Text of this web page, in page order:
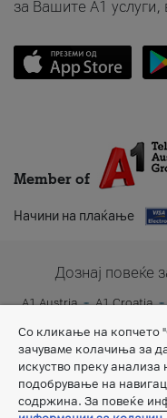
за Вашите A1
Member of
Начини на плаќање
Дознај повеќе
A1 Austria A1 Croatia
Со кликање на копчето
зачуваме колачиња за
искуство преку
подобрување на
содржина. За повеќе